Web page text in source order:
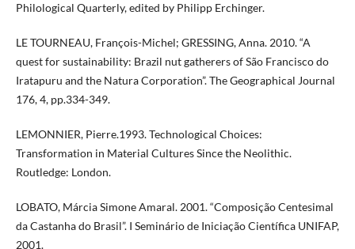
Philological Quarterly, edited by Philipp Erchinger.
LE TOURNEAU, François-Michel; GRESSING, Anna. 2010. “A
quest for sustainability: Brazil nut gatherers of São Francisco do
Iratapuru and the Natura Corporation”. The Geographical Journal
176, 4, pp.334-349.
LEMONNIER, Pierre.1993. Technological Choices:
Transformation in Material Cultures Since the Neolithic.
Routledge: London.
LOBATO, Márcia Simone Amaral. 2001. “Composição Centesimal
da Castanha do Brasil”. I Seminário de Iniciação Científica UNIFAP,
2001.